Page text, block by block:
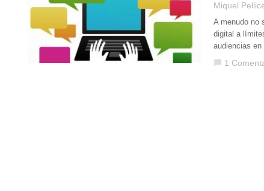
Miquel
A menudo no
digital a
audiencias
chat_bubble 1